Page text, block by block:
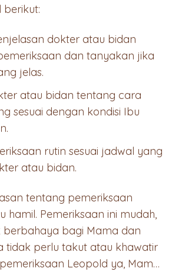
berikut:
dokter atau bidan
dan tanyakan jika
jelas.
atau bidan tentang cara
sesuai dengan kondisi Ibu
rutin sesuai jadwal yang
atau bidan.
tentang pemeriksaan
hamil. Pemeriksaan ini mudah,
berbahaya bagi Mama dan
tidak perlu takut atau khawatir
Leopold ya, Mam…